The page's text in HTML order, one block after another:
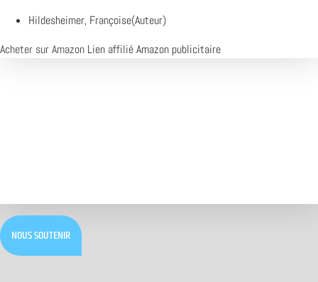
Hildesheimer, Françoise(Auteur)
Acheter sur Amazon Lien affilié Amazon publicitaire
NOUS SOUTENIR